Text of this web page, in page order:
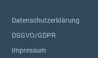
Datenschutzerklärung
DSGVO/GDPR
Impressum